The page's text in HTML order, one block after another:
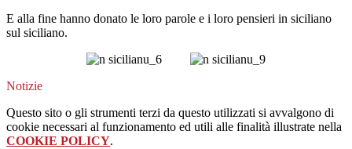
E alla fine hanno donato le loro parole e i loro pensieri in siciliano
sul siciliano.
Notizie
Questo sito o gli strumenti terzi da questo utilizzati si avvalgono di
cookie necessari al funzionamento ed utili alle finalità illustrate nella
COOKIE POLICY.